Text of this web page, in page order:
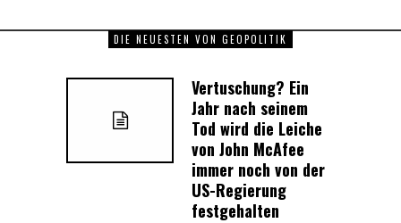
DIE NEUESTEN VON GEOPOLITIK
Vertuschung? Ein
Jahr nach seinem
Tod wird die Leiche
von John McAfee
immer noch von der
US-Regierung
festgehalten